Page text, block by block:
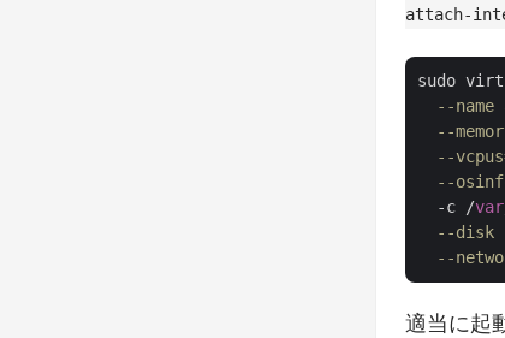
attach-
sudo
--name
--
--
--
  -c /
var
--disk
--
適当に起